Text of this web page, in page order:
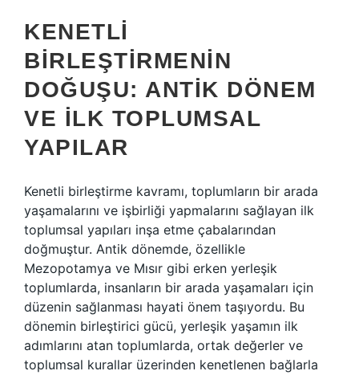
KENETLI
BIRLEŞTIRMENIN
DOĞUŞU: ANTIK DÖNEM
VE İLK TOPLUMSAL
YAPILAR
Kenetli birleştirme kavramı, toplumların bir arada
yaşamalarını ve işbirliği yapmalarını sağlayan ilk
toplumsal yapıları inşa etme çabalarından
doğmuştur. Antik dönemde, özellikle
Mezopotamya ve Mısır gibi erken yerleşik
toplumlarda, insanların bir arada yaşamaları için
düzenin sağlanması hayati önem taşıyordu. Bu
dönemin birleştirici gücü, yerleşik yaşamın ilk
adımlarını atan toplumlarda, ortak değerler ve
toplumsal kurallar üzerinden kenetlenen bağlarla